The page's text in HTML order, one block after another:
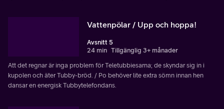
Vattenpölar / Upp och hoppa!
Avsnitt 5
24 min Tillgänglig 3+ månader
Att det regnar är inga problem för Teletubbiesarna; de skyndar sig in i
kupolen och äter Tubby-bröd. / Po behöver lite extra sömn innan hen
dansar en energisk Tubbytelefondans.